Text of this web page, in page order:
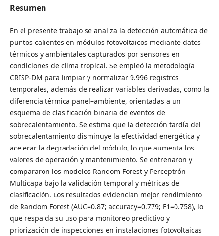
Resumen
En el presente trabajo se analiza la detección automática de
puntos calientes en módulos fotovoltaicos mediante datos
térmicos y ambientales capturados por sensores en
condiciones de clima tropical. Se empleó la metodología
CRISP-DM para limpiar y normalizar 9.996 registros
temporales, además de realizar variables derivadas, como la
diferencia térmica panel–ambiente, orientadas a un
esquema de clasificación binaria de eventos de
sobrecalentamiento. Se estima que la detección tardía del
sobrecalentamiento disminuye la efectividad energética y
acelerar la degradación del módulo, lo que aumenta los
valores de operación y mantenimiento. Se entrenaron y
compararon los modelos Random Forest y Perceptrón
Multicapa bajo la validación temporal y métricas de
clasificación. Los resultados evidencian mejor rendimiento
de Random Forest (AUC=0.87; accuracy=0.779; F1=0.758), lo
que respalda su uso para monitoreo predictivo y
priorización de inspecciones en instalaciones fotovoltaicas